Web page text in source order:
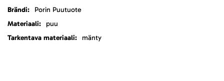
LisätietojaPorin Puutuote
puu
mänty